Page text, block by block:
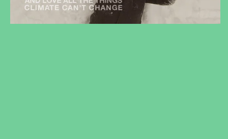
DEVENIR MEMBRE